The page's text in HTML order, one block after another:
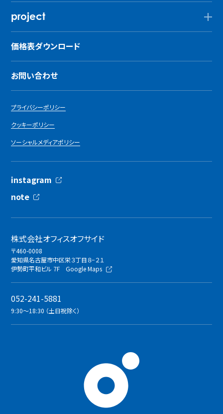
project
価格表ダウンロード
お問い合わせ
instagram
note
プライバシーポリシー
クッキーポリシー
ソーシャルメディアポリシー
株式会社オフィスオフサイド
〒460-0008
愛知県名古屋市中区栄３丁目８−２１
伊勢町平和ビル 7FGoogle Maps
052-241-5881
9:30〜18:30 （土日祝除く）